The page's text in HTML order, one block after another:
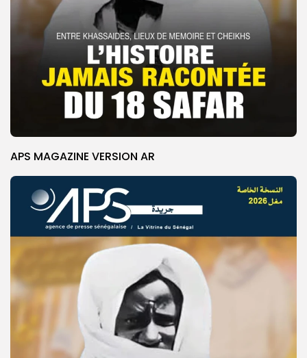
APS MAGAZINE VERSION AR